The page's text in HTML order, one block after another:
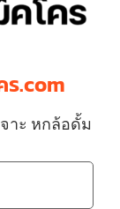
ร.com
าะ หกล้อดั้ม